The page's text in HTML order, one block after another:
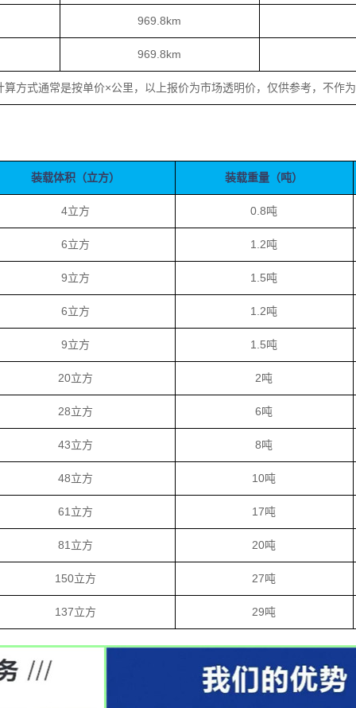
969.8km
969.8km
算方式通常是按单价×公里，以上报价为市场透明价，仅供参考，不作
装载体积（立方） 装载重量（吨）
4立方 0.8吨
6立方 1.2吨
9立方 1.5吨
6立方 1.2吨
9立方 1.5吨
20立方 2吨
28立方 6吨
43立方 8吨
48立方 10吨
61立方 17吨
81立方 20吨
150立方 27吨
137立方 29吨